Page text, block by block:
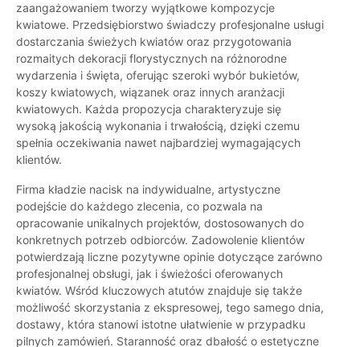
zaangażowaniem tworzy wyjątkowe kompozycje
kwiatowe. Przedsiębiorstwo świadczy profesjonalne usługi
dostarczania świeżych kwiatów oraz przygotowania
rozmaitych dekoracji florystycznych na różnorodne
wydarzenia i święta, oferując szeroki wybór bukietów,
koszy kwiatowych, wiązanek oraz innych aranżacji
kwiatowych. Każda propozycja charakteryzuje się
wysoką jakością wykonania i trwałością, dzięki czemu
spełnia oczekiwania nawet najbardziej wymagających
klientów.
Firma kładzie nacisk na indywidualne, artystyczne
podejście do każdego zlecenia, co pozwala na
opracowanie unikalnych projektów, dostosowanych do
konkretnych potrzeb odbiorców. Zadowolenie klientów
potwierdzają liczne pozytywne opinie dotyczące zarówno
profesjonalnej obsługi, jak i świeżości oferowanych
kwiatów. Wśród kluczowych atutów znajduje się także
możliwość skorzystania z ekspresowej, tego samego dnia,
dostawy, która stanowi istotne ułatwienie w przypadku
pilnych zamówień. Staranność oraz dbałość o estetyczne